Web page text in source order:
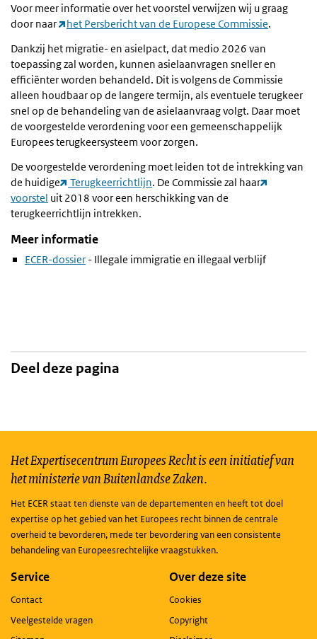
Voor meer informatie over het voorstel verwijzen wij u graag
door naar
het Persbericht van de Europese Commissie.
Dankzij het migratie- en asielpact, dat medio 2026 van
toepassing zal worden, kunnen asielaanvragen sneller en
efficiënter worden behandeld. Dit is volgens de Commissie
alleen houdbaar op de langere termijn, als eventuele terugkeer
snel op de behandeling van de asielaanvraag volgt. Daar moet
de voorgestelde verordening voor een gemeenschappelijk
Europees terugkeersysteem voor zorgen.
De voorgestelde verordening moet leiden tot de intrekking van
de huidige
Terugkeerrichtlijn. De Commissie zal haar
voorstel uit 2018 voor een herschikking van de
terugkeerrichtlijn intrekken.
Meer informatie
ECER-dossier - Illegale immigratie en illegaal verblijf
Deel deze pagina
Het Expertisecentrum Europees Recht is een initiatief van
het ministerie van Buitenlandse Zaken.
Het ECER staat ten dienste van de departementen en heeft tot doel
expertise op het gebied van het Europees recht binnen de centrale
overheid te bevorderen, mede ter bevordering van een consistente
behandeling van Europeesrechtelijke vraagstukken.
Service
Contact
Veelgestelde vragen
Over deze site
Cookies
Copyright